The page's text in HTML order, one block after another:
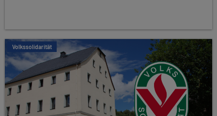
Volkssolidarität